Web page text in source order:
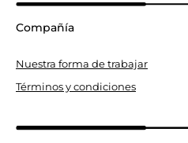
Compañía
Nuestra forma de trabajar
Términos y condiciones